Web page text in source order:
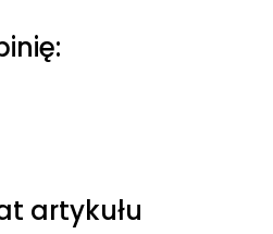
artykułu